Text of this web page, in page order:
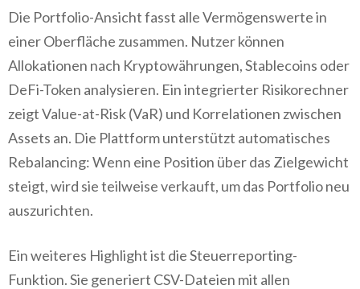
Die Portfolio-Ansicht fasst alle Vermögenswerte in
einer Oberfläche zusammen. Nutzer können
Allokationen nach Kryptowährungen, Stablecoins oder
DeFi-Token analysieren. Ein integrierter Risikorechner
zeigt Value-at-Risk (VaR) und Korrelationen zwischen
Assets an. Die Plattform unterstützt automatisches
Rebalancing: Wenn eine Position über das Zielgewicht
steigt, wird sie teilweise verkauft, um das Portfolio neu
auszurichten.
Ein weiteres Highlight ist die Steuerreporting-
Funktion. Sie generiert CSV-Dateien mit allen